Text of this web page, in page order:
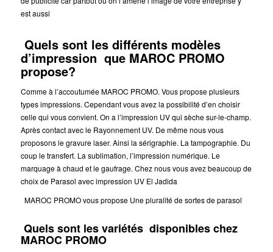
est aussi
Quels sont les différents modèles
d’impression que MAROC PROMO
propose?
Comme à l’accoutumée MAROC PROMO. Vous propose plusieurs
types impressions. Cependant vous avez la possibilité d’en choisir
celle qui vous convient. On a l’impression UV qui sèche sur-le-champ.
Après contact avec le Rayonnement UV. De même nous vous
proposons le gravure laser. Ainsi la sérigraphie. La tampographie. Du
coup le transfert. La sublimation, l’impression numérique. Le
marquage à chaud et le gaufrage. Chez nous vous avez beaucoup de
choix de Parasol avec impression UV El Jadida
MAROC PROMO vous propose Une pluralité de sortes de parasol
Quels sont les variétés disponibles chez
MAROC PROMO